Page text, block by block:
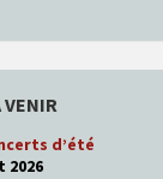
VENIR
d’été
2026